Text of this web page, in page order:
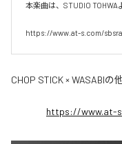
本楽曲は、STUDIO TOHWA
CHOP STICK × WASABIの
https://www.at-